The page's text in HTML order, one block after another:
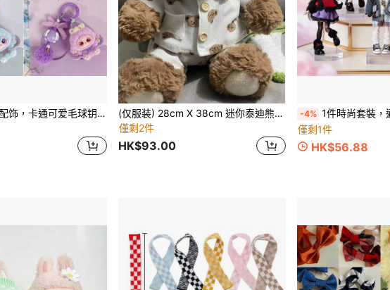
植绒甜点幼儿配饰，卡通可爱毛球钥匙扣，包包挂饰，直播小吊坠，生日礼物，植绒挂饰，植绒娃娃吊坠
(仅服装) 28cm X 38cm 迷你泰迪熊衣服，适用于拉布布娃娃/毛绒玩具，带有可爱的尾巴孔
僅剩2件
HK$93.00
-4% 1件時尚套裝，適用於8cm或12cm BJD娃娃，可愛獨特的裝扮，適合為您心愛的
僅剩1件
HK$56.88